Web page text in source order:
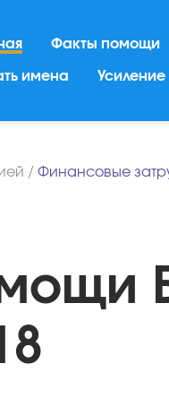
Факты помощи
имена Усиление
/ Финансовые